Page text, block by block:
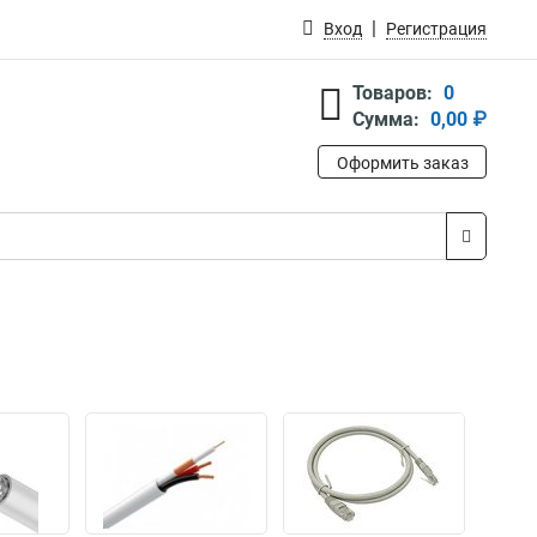
Вход Регистрация
Товаров: 0
Сумма: 0,00 ₽
Оформить заказ